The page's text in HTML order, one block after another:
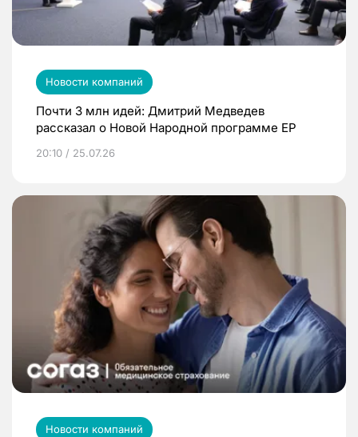
Новости компаний
Почти 3 млн идей: Дмитрий Медведев
рассказал о Новой Народной программе ЕР
20:10 / 25.07.26
Новости компаний